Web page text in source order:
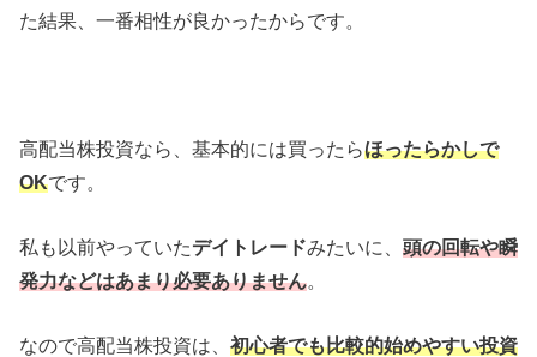
た結果、一番相性が良かったからです。
高配当株投資なら、基本的には買ったらほったらかしで
OKです。
私も以前やっていたデイトレードみたいに、 頭の回転や瞬
発力などはあまり必要ありません。
なので高配当株投資は、 初心者でも比較的始めやすい投資